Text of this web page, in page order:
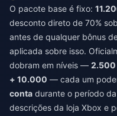
O pacote base é fixo:
desconto direto de 70%
antes de qualquer bônus
aplicada sobre isso.
dobram em níveis — 2.500
+ 10.000 — cada um
conta durante o período
descrições da loja Xbox e